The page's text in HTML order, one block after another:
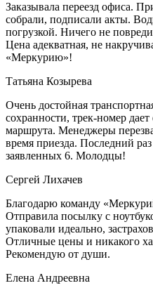
Заказывала переезд офиса.
собрали, подписали акты.
погрузкой. Ничего не
Цена адекватная, не
«Меркурию»!
Татьяна Козырева
Очень достойная
сохранности, трек-номер
маршрута. Менеджеры
время приезда. Последний
заявленных 6. Молодцы!
Сергей Лихачев
Благодарю команду
Отправила посылку с
упаковали идеально,
Отличные цены и никакого
Рекомендую от души.
Елена Андреевна